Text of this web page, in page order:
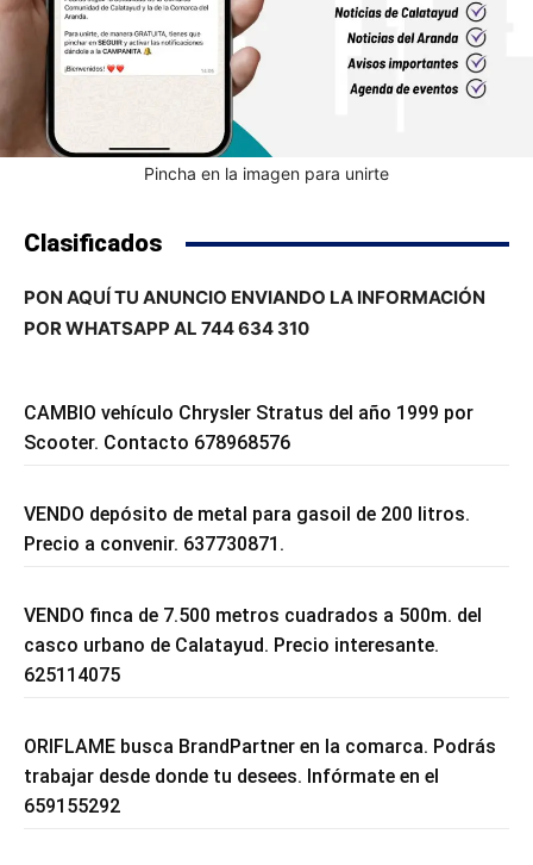
Pincha en la imagen para unirte
Clasificados
PON AQUÍ TU ANUNCIO ENVIANDO LA INFORMACIÓN
POR WHATSAPP AL 744 634 310
CAMBIO vehículo Chrysler Stratus del año 1999 por
Scooter. Contacto 678968576
VENDO depósito de metal para gasoil de 200 litros.
Precio a convenir. 637730871.
VENDO finca de 7.500 metros cuadrados a 500m. del
casco urbano de Calatayud. Precio interesante.
625114075
ORIFLAME busca BrandPartner en la comarca. Podrás
trabajar desde donde tu desees. Infórmate en el
659155292